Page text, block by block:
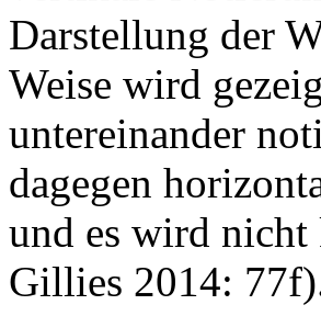
Darstellung der
Weise wird
untereinander
dagegen
und es wird nicht
Gillies 2014: